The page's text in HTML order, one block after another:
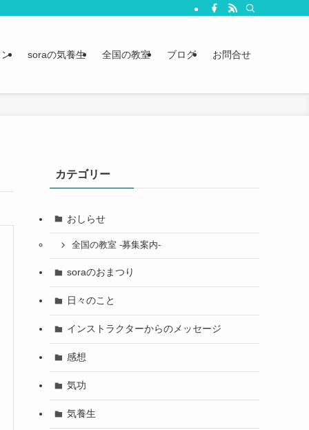
soraの気養生 全国の教室 ブログ お問合せ
カテゴリー
おしらせ
全国の教室 -募集案内-
soraのおまつり
日々のこと
インストラクターからのメッセージ
感想
気功
気養生